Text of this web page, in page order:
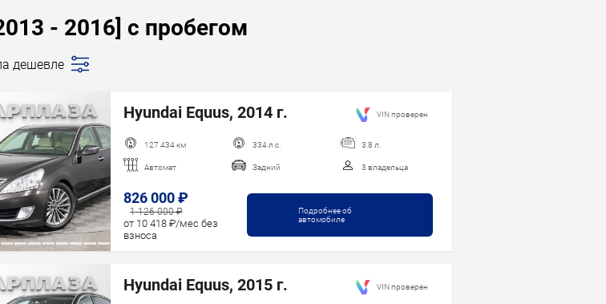
- 2016] с пробегом
дешевле
дешевле
дороже
Hyundai Equus, 2014 г.
127 434 км 334 л.с. 3.8 л.
Автомат Задний 3 владельца
826 000 ₽
1 126 000 ₽
от 10 418 ₽/мес без
взноса
Подробнее об
автомобиле
VIN проверен
Hyundai Equus, 2015 г. VIN проверен